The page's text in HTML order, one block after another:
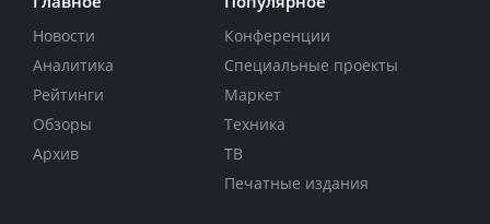
Новости
Аналитика
Рейтинги
Обзоры
Архив
Конференции
Специальные проекты
Маркет
Техника
ТВ
Печатные издания